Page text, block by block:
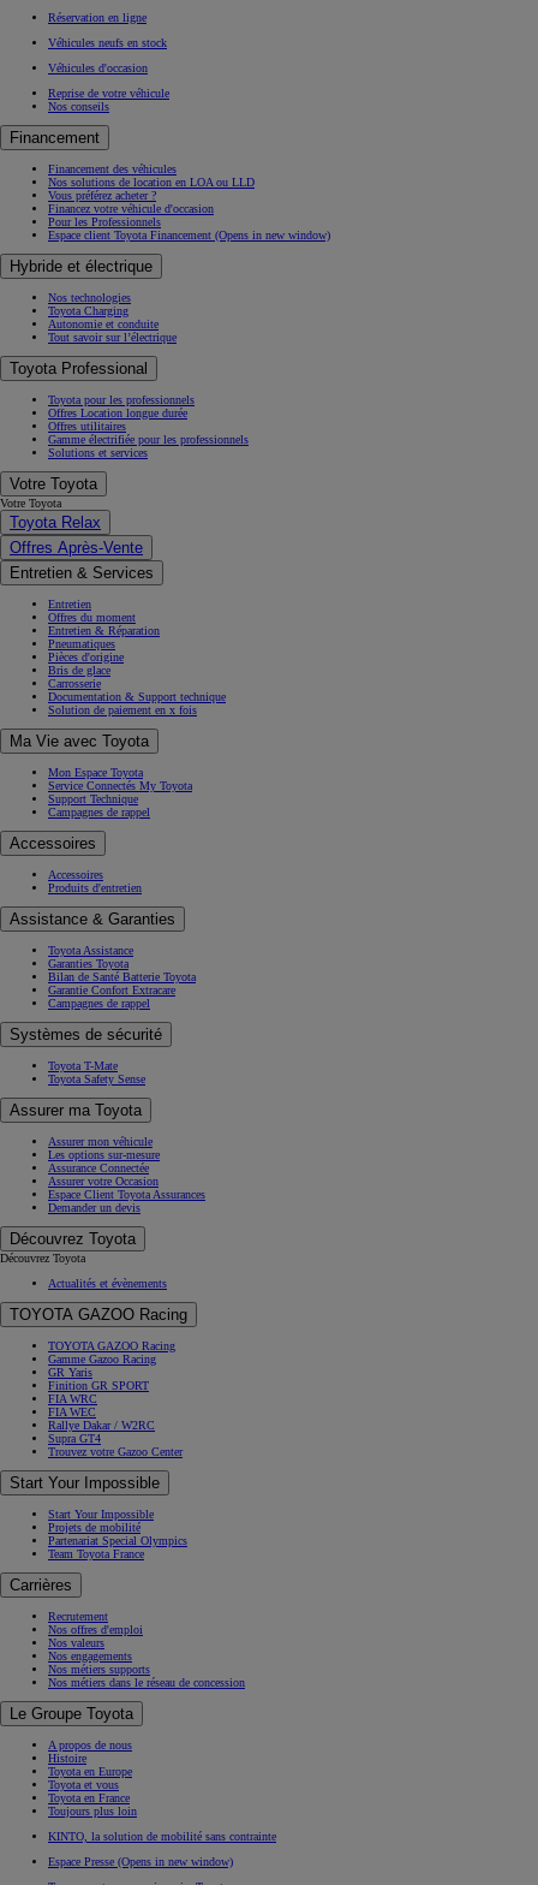
Réservation en ligne
Véhicules neufs en stock
Véhicules d'occasion
Reprise de votre véhicule
Nos conseils
Financement
Financement des véhicules
Nos solutions de location en LOA ou LLD
Vous préférez acheter ?
Financez votre véhicule d'occasion
Pour les Professionnels
Espace client Toyota Financement (Opens in new window)
Hybride et électrique
Nos technologies
Toyota Charging
Autonomie et conduite
Tout savoir sur l’électrique
Toyota Professional
Toyota pour les professionnels
Offres Location longue durée
Offres utilitaires
Gamme électrifiée pour les professionnels
Solutions et services
Votre Toyota
Votre Toyota
Toyota Relax
Offres Après-Vente
Entretien & Services
Entretien
Offres du moment
Entretien & Réparation
Pneumatiques
Pièces d'origine
Bris de glace
Carrosserie
Documentation & Support technique
Solution de paiement en x fois
Ma Vie avec Toyota
Mon Espace Toyota
Service Connectés My Toyota
Support Technique
Campagnes de rappel
Accessoires
Accessoires
Produits d'entretien
Assistance & Garanties
Toyota Assistance
Garanties Toyota
Bilan de Santé Batterie Toyota
Garantie Confort Extracare
Campagnes de rappel
Systèmes de sécurité
Toyota T-Mate
Toyota Safety Sense
Assurer ma Toyota
Assurer mon véhicule
Les options sur-mesure
Assurance Connectée
Assurer votre Occasion
Espace Client Toyota Assurances
Demander un devis
Découvrez Toyota
Découvrez Toyota
Actualités et évènements
TOYOTA GAZOO Racing
TOYOTA GAZOO Racing
Gamme Gazoo Racing
GR Yaris
Finition GR SPORT
FIA WRC
FIA WEC
Rallye Dakar / W2RC
Supra GT4
Trouvez votre Gazoo Center
Start Your Impossible
Start Your Impossible
Projets de mobilité
Partenariat Special Olympics
Team Toyota France
Carrières
Recrutement
Nos offres d'emploi
Nos valeurs
Nos engagements
Nos métiers supports
Nos métiers dans le réseau de concession
Le Groupe Toyota
A propos de nous
Histoire
Toyota en Europe
Toyota et vous
Toyota en France
Toujours plus loin
KINTO, la solution de mobilité sans contrainte
Espace Presse (Opens in new window)